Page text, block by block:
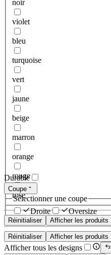
noir
violet
bleu
turquoise
vert
jaune
beige
marron
orange
rouge
rose
Réinitialiser Afficher les produits
Durable
Coupe
Sélectionner une coupe
Droite
Oversize
Réinitialiser Afficher les produits
Afficher tous les designs